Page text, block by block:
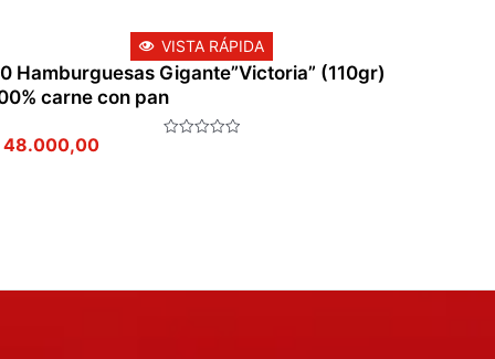
VISTA RÁPIDA
Hamburguesas Gigante”Victoria” (110gr)
carne con pan
48.000,00